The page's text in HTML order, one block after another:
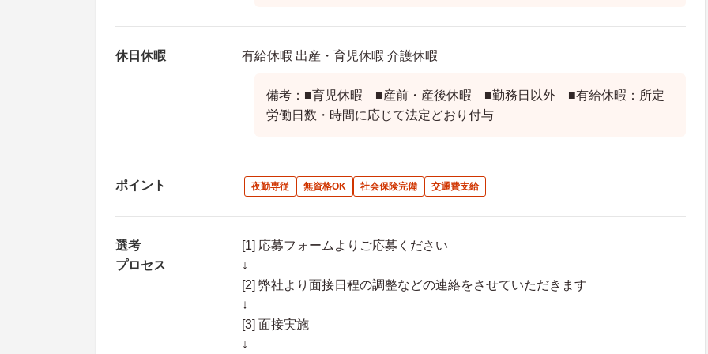
休日休暇 有給休暇 出産・育児休暇 介護休暇
備考：■育児休暇 ■産前・産後休暇 ■勤務日以外 ■有給休暇：所定
労働日数・時間に応じて法定どおり付与
ポイント 夜勤専従 無資格OK 社会保険完備 交通費支給
選考
プロセス
[1] 応募フォームよりご応募ください
↓
[2] 弊社より面接日程の調整などの連絡をさせていただきます
↓
[3] 面接実施
↓